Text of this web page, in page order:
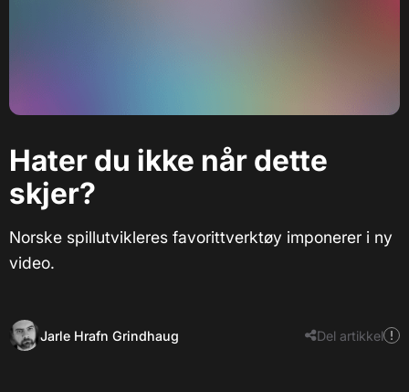
Hater du ikke når dette
skjer?
Norske spillutvikleres favorittverktøy imponerer i ny
video.
Jarle Hrafn Grindhaug Del artikkel